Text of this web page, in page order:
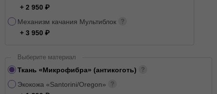
+ 2 950
Механизм качания Мультиблок
+ 3 950
Выберите материал
Ткань «Микрофибра» (антикоготь)
Экокожа «Santorini/Oregon»